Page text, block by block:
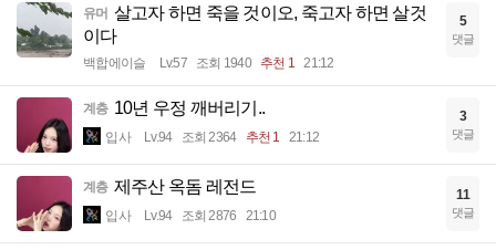
유머 살고자 하면 죽을 것이오, 죽고자 하면 살것
이다
백합에이슬 Lv.57 조회 1940 추천 1 21:12
5
댓글
계층 10년 우정 깨버리기..
입사 Lv.94 조회 2364 추천 1 21:12
3
댓글
계층 제주산 옥돔 레전드
입사 Lv.94 조회 2876 21:10
11
댓글